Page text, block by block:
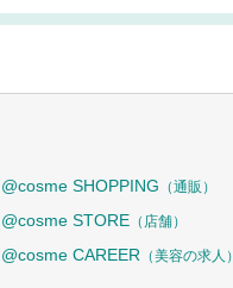
@cosme SHOPPING （通販）
@cosme STORE （店舗）
@cosme CAREER （美容の求人）